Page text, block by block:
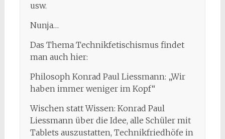
usw.
Nunja…
Das Thema Technikfetischismus findet
man auch hier:
Philosoph Konrad Paul Liessmann: „Wir
haben immer weniger im Kopf“
Wischen statt Wissen: Konrad Paul
Liessmann über die Idee, alle Schüler mit
Tablets auszustatten, Technikfriedhöfe in